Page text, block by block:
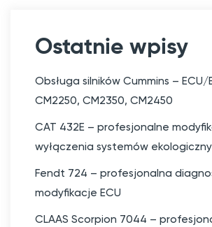
Ostatnie wpisy
Obsługa silników Cummins – ECU/
CM2250, CM2350, CM2450
CAT 432E – profesjonalne
wyłączenia systemów
Fendt 724 – profesjonalna
modyfikacje ECU
CLAAS Scorpion 7044 –